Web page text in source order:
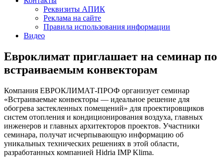
Реквизиты АПИК
Реклама на сайте
Правила использования информации
Видео
Евроклимат приглашает на семинар по
встраиваемым конвекторам
Компания ЕВРОКЛИМАТ-ПРОФ организует семинар
«Встраиваемые конвекторы — идеальное решение для
обогрева застекленных помещений» для проектировщиков
систем отопления и кондиционирования воздуха, главных
инженеров и главных архитекторов проектов. Участники
семинара, получат исчерпывающую информацию об
уникальных технических решениях в этой области,
разработанных компанией Hidria IMPKlima.